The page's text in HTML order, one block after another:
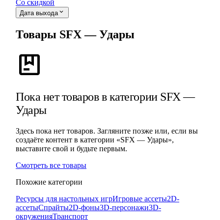
Со скидкой
Дата выхода expand_more
Товары SFX — Удары
package
Пока нет товаров в категории SFX —
Удары
Здесь пока нет товаров. Загляните позже или, если вы
создаёте контент в категории «SFX — Удары»,
выставите свой и будьте первым.
Смотреть все товары
Похожие категории
Ресурсы для настольных игрИгровые ассеты2D-
ассетыСпрайты2D-фоны3D-персонажи3D-
окруженияТранспорт